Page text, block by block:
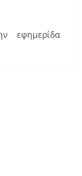
εφημερίδα